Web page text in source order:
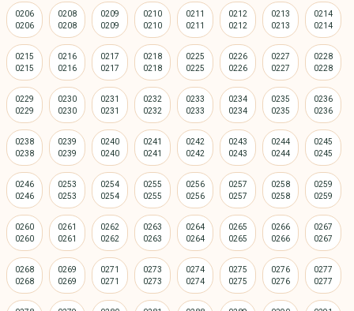
0206 0208 0209 0210 0211 0212 0213 0214
0215 0216 0217 0218 0225 0226 0227 0228
0229 0230 0231 0232 0233 0234 0235 0236
0238 0239 0240 0241 0242 0243 0244 0245
0246 0253 0254 0255 0256 0257 0258 0259
0260 0261 0262 0263 0264 0265 0266 0267
0268 0269 0271 0273 0274 0275 0276 0277